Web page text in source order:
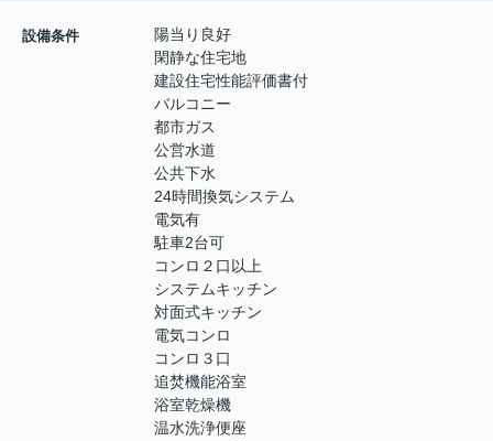
設備条件
陽当り良好
閑静な住宅地
建設住宅性能評価書付
バルコニー
都市ガス
公営水道
公共下水
24時間換気システム
電気有
駐車2台可
コンロ２口以上
システムキッチン
対面式キッチン
電気コンロ
コンロ３口
追焚機能浴室
浴室乾燥機
温水洗浄便座